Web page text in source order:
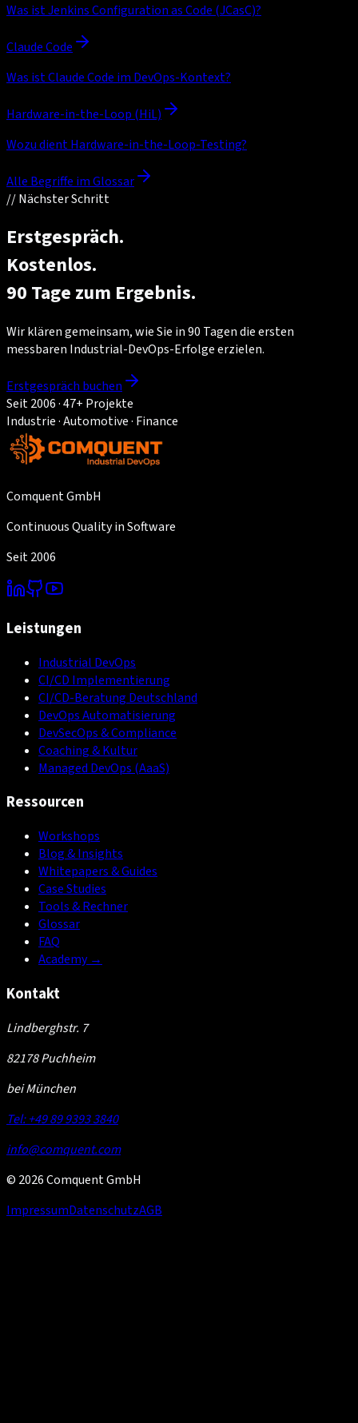
Was ist Jenkins Configuration as Code (JCasC)?
Claude Code
Was ist Claude Code im DevOps-Kontext?
Hardware-in-the-Loop (HiL)
Wozu dient Hardware-in-the-Loop-Testing?
Alle Begriffe im Glossar
//Nächster Schritt
Erstgespräch.
Kostenlos.
90 Tage zum Ergebnis.
Wir klären gemeinsam, wie Sie in 90 Tagen die ersten
messbaren Industrial-DevOps-Erfolge erzielen.
Erstgespräch buchen
Seit 2006 · 47+ Projekte
Industrie · Automotive · Finance
Comquent GmbH
Continuous Quality in Software
Seit 2006
Leistungen
Industrial DevOps
CI/CD Implementierung
CI/CD-Beratung Deutschland
DevOps Automatisierung
DevSecOps & Compliance
Coaching & Kultur
Managed DevOps (AaaS)
Ressourcen
Workshops
Blog & Insights
Whitepapers & Guides
Case Studies
Tools & Rechner
Glossar
FAQ
Academy→
Kontakt
Lindberghstr. 7
82178 Puchheim
bei München
Tel: +49 89 9393 3840
info@comquent.com
© 2026 Comquent GmbH
ImpressumDatenschutzAGB